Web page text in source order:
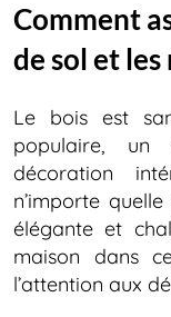
Comment
de sol et
Le bois est
populaire, un
décoration
n’importe
élégante et
maison dans
l’attention aux